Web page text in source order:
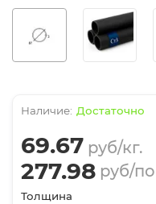
Достаточно
69.67 руб/кг.
277.98 руб/
Толщина